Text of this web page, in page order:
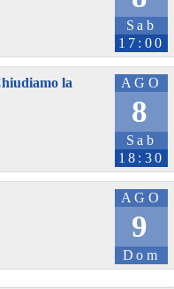
Sab
17:00
AGO
8
Sab
18:30
la
AGO
9
Dom